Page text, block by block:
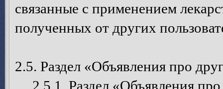
связанные с применением
полученных от других
2.5. Раздел «Объявления про
2.5.1. Раздел «Объявления